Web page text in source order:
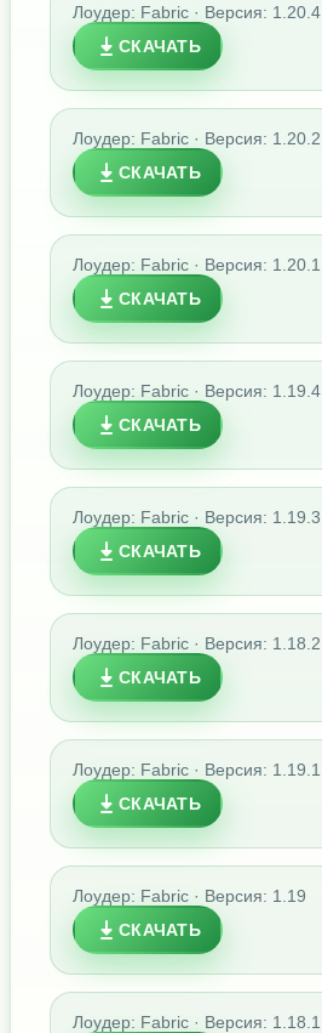
Лоудер: Fabric · Версия: 1.20.4
СКАЧАТЬ
Лоудер: Fabric · Версия: 1.20.2
СКАЧАТЬ
Лоудер: Fabric · Версия: 1.20.1
СКАЧАТЬ
Лоудер: Fabric · Версия: 1.19.4
СКАЧАТЬ
Лоудер: Fabric · Версия: 1.19.3
СКАЧАТЬ
Лоудер: Fabric · Версия: 1.18.2
СКАЧАТЬ
Лоудер: Fabric · Версия: 1.19.1
СКАЧАТЬ
Лоудер: Fabric · Версия: 1.19
СКАЧАТЬ
Лоудер: Fabric · Версия: 1.18.1